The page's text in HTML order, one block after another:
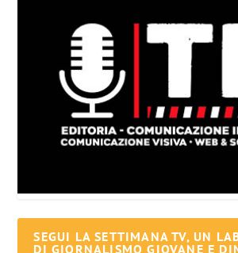
SEGUI LA SETTIMANA TV, UN
DI GIORNALISMO GIOVANE E